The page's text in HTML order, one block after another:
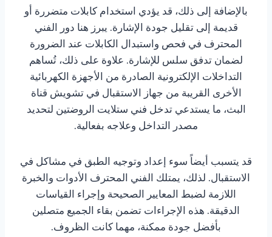
بالإضافة إلى ذلك، قد يؤدي استخدام كابلات متضررة أو
قديمة إلى تقليل جودة الإشارة. يبرز هنا دور الفني
المحترف في فحص واستبدال الكابلات عند الضرورة
لضمان تدفق سلس للإشارة. علاوة على ذلك، تُساهم
التداخلات الإلكترونية الصادرة من الأجهزة الكهربائية
الأخرى القريبة من جهاز الاستقبال في تشويش قناة
البث، ما يستدعي تدخل فني ستلايت الروضتين لتحديد
مصدر التداخل وعلاجه بفعالية.
قد يتسبب أيضاً سوء إعداد وتوجيه الطبق في مشاكل في
الاستقبال. لذلك، يمتلك الفني المحترف الأدوات والخبرة
اللازمة لضبط المعايير الصحيحة وإجراء القياسات
الدقيقة. هذه الإجراءات تضمن بقاء الجميع متصلين
بأفضل جودة ممكنة، مهما كانت الظروف.